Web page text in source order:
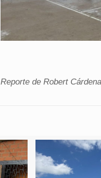
Reporte de Robert